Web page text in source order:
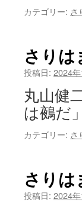
カテゴリー: さ
さりは
投稿日: 2024
丸山健
は鵺だ
カテゴリー: さ
さりは
投稿日: 2024